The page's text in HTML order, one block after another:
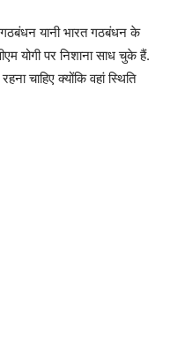
गठबंधन यानी भारत गठबंधन के
योगी पर निशाना साध चुके हैं.
चाहिए क्योंकि वहां स्थिति